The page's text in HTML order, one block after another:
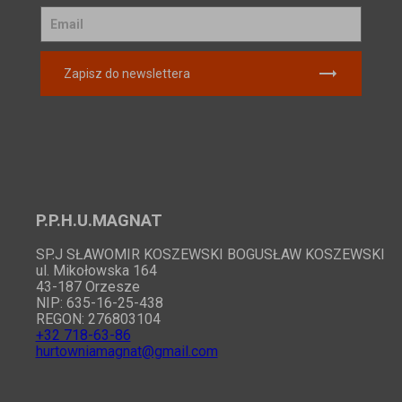
Zapisz do newslettera
P.P.H.U.MAGNAT
SP.J SŁAWOMIR KOSZEWSKI BOGUSŁAW KOSZEWSKI
ul. Mikołowska 164
43-187 Orzesze
NIP: 635-16-25-438
REGON: 276803104
+32 718-63-86
hurtowniamagnat@gmail.com